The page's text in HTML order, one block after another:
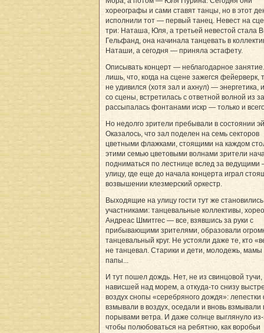
хореографы и сами ставят танцы, но в этот
исполнили тот — первый танец. Невест на
три: Наташа, Юля, а третьей невестой стала
Гельфанд, она начинала танцевать в
Наташи, а сегодня — приняла эстафету.
Описывать концерт — неблагодарное
лишь, что, когда на сцене зажегся фейерверк,
не удивился (хотя зал и ахнул) — энергетика,
со сцены, встретилась с ответной волной из
рассыпалась фонтанами искр — только и
Но недолго зрители пребывали в состоянии
Оказалось, что зал поделен на семь секторов
цветными флажками, стоящими на каждом
этими семью цветовыми волнами зрители
подниматься по лестнице вслед за ведущими
улицу, где еще до начала концерта играл
возвышении клезмерский оркестр.
Выходящие на улицу гости тут же становились
участниками: танцевальные коллективы,
Андреас Шмитгес — все, взявшись за руки с
прибывающими зрителями, образовали
танцевальный круг. Не устояли даже те, кто
не танцевал. Старики и дети, молодежь,
папы...
И тут пошел дождь. Нет, не из свинцовой тучи,
нависшей над морем, а откуда-то снизу
воздух снопы «серебряного дождя»: лепестки
взмывали в воздух, оседали и вновь взмывали
порывами ветра. И даже солнце выглянуло из-
чтобы полюбоваться на ребятню, как воробьи